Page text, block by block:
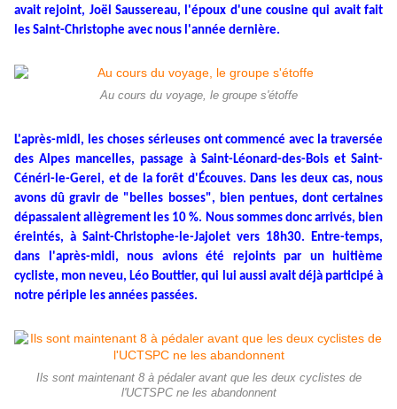
avait rejoint, Joël Saussereau, l'époux d'une cousine qui avait fait
les Saint-Christophe avec nous l'année dernière.
Au cours du voyage, le groupe s'étoffe
L'après-midi, les choses sérieuses ont commencé avec la traversée
des Alpes mancelles, passage à Saint-Léonard-des-Bois et Saint-
Cénéri-le-Gerei, et de la forêt d'Écouves. Dans les deux cas, nous
avons dû gravir de "belles bosses", bien pentues, dont certaines
dépassaient allègrement les 10 %. Nous sommes donc arrivés, bien
éreintés, à Saint-Christophe-le-Jajolet vers 18h30. Entre-temps,
dans l'après-midi, nous avions été rejoints par un huitième
cycliste, mon neveu, Léo Bouttier, qui lui aussi avait déjà participé à
notre périple les années passées.
Ils sont maintenant 8 à pédaler avant que les deux cyclistes de
l'UCTSPC ne les abandonnent